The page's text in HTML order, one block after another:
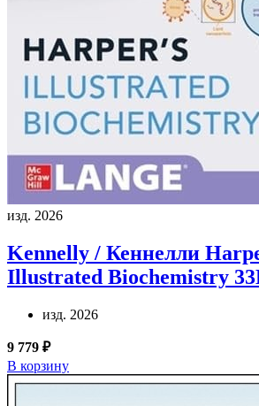
изд. 2026
Kennelly / Кеннелли
Illustrated Biochemistry
изд. 2026
9 779 ₽
В корзину